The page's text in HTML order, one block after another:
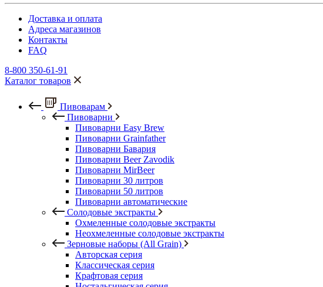
Доставка и оплата
Адреса магазинов
Контакты
FAQ
8-800 350-61-91
Каталог товаров
Пивоварам
Пивоварни
Пивоварни Easy Brew
Пивоварни Grainfather
Пивоварни Бавария
Пивоварни Beer Zavodik
Пивоварни MirBeer
Пивоварни 30 литров
Пивоварни 50 литров
Пивоварни автоматические
Солодовые экстракты
Охмеленные солодовые экстракты
Неохмеленные солодовые экстракты
Зерновые наборы (All Grain)
Авторская серия
Классическая серия
Крафтовая серия